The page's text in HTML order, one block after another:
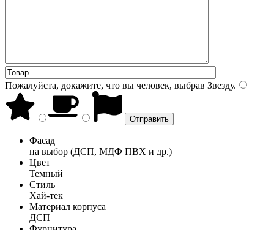
Пожалуйста, докажите, что вы человек, выбрав Звезду.
Фасад
на выбор (ДСП, МДФ ПВХ и др.)
Цвет
Темный
Стиль
Хай-тек
Материал корпуса
ДСП